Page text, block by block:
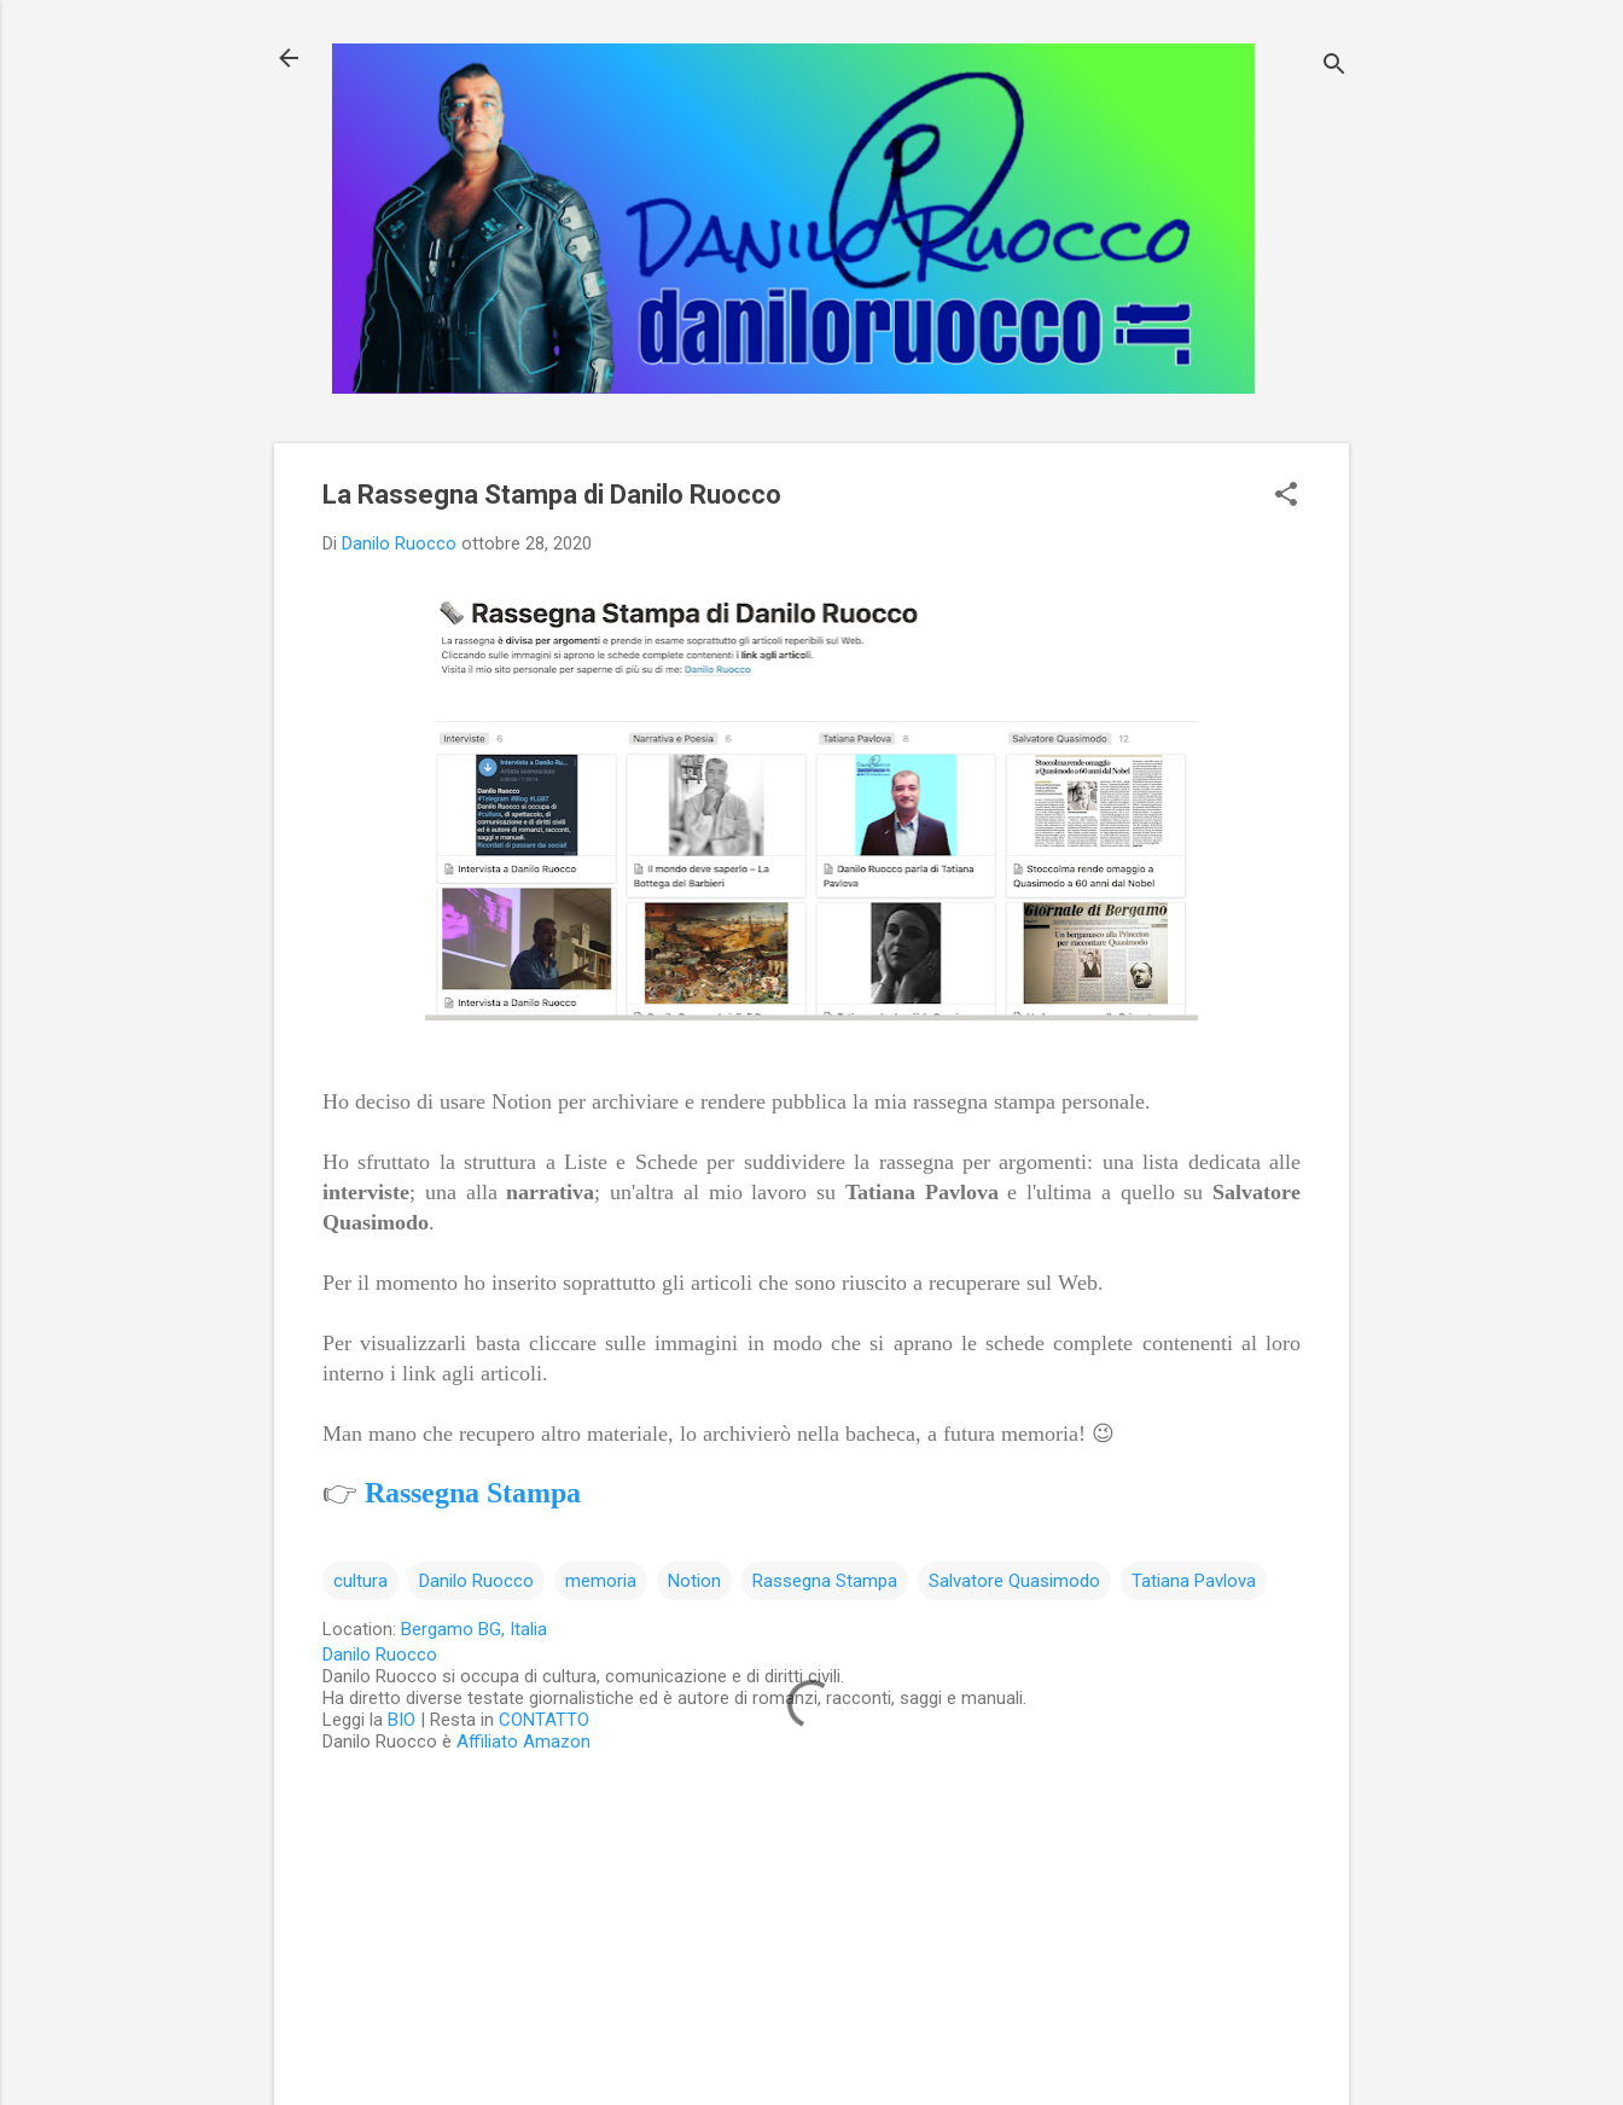
La Rassegna Stampa di Danilo Ruocco
Di Danilo Ruocco ottobre 28, 2020
Ho deciso di usare Notion per archiviare e rendere pubblica la mia rassegna stampa personale.
Ho sfruttato la struttura a Liste e Schede per suddividere la rassegna per argomenti: una lista dedicata alle
interviste; una allanarrativa; un'altra al mio lavoro su Tatiana Pavlovae l'ultima a quello su Salvatore
Quasimodo.
Per il momento ho inserito soprattutto gli articoli che sono riuscito a recuperare sul Web.
Per visualizzarli basta cliccare sulle immagini in modo che si aprano le schede complete contenenti al loro
interno i link agli articoli.
Man mano che recupero altro materiale, lo archivierò nella bacheca, a futura memoria! 😉
👉 Rassegna Stampa
cultura Danilo Ruocco memoria Notion Rassegna Stampa Salvatore Quasimodo Tatiana Pavlova
Location: Bergamo BG, Italia
Danilo Ruocco
Danilo Ruocco si occupa di cultura, comunicazione e di diritti civili.
Ha diretto diverse testate giornalistiche ed è autore di romanzi, racconti, saggi e manuali.
Leggi la BIO | Resta in CONTATTO
Danilo Ruocco è Affiliato Amazon